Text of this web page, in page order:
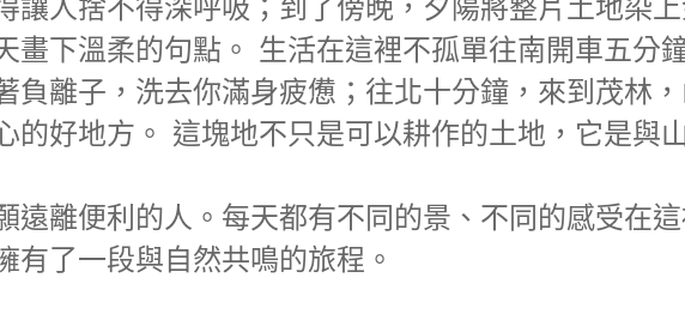
讓人捨不得深呼吸；到了傍晚，夕陽將整片土地染
畫下溫柔的句點。 生活在這裡不孤單往南開車五分
負離子，洗去你滿身疲憊；往北十分鐘，來到茂林
的好地方。 這塊地不只是可以耕作的土地，它是與
遠離便利的人。每天都有不同的景、不同的感受在
有了一段與自然共鳴的旅程。